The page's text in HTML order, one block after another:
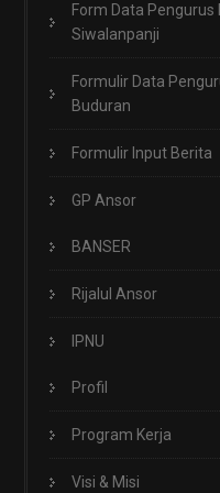
Form Data Pengurus
Siwalanpanji
Formulir Data
Buduran
Formulir Input Berita
GP Ansor
BANSER
Rijalul Ansor
IPNU
Profil
Program Kerja
Visi & Misi